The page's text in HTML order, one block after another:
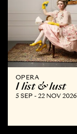
OPERA
I list & lust
5 SEP - 22 NOV 2026